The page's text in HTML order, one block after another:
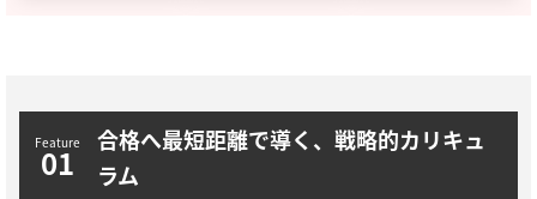
合格へ最短距離で導く、戦略的カリキュ
ラム